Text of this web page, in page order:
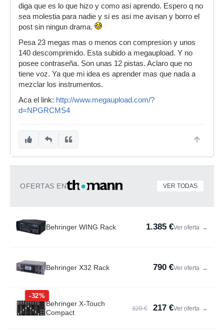
diga que es lo que hizo y como asi aprendo. Espero q no
sea molestia para nadie y si es asi me avisan y borro el
post sin ningun drama.
Pesa 23 megas mas o menos con compresion y unos
140 descomprimido. Esta subido a megaupload. Y no
posee contraseña. Son unas 12 pistas. Aclaro que no
tiene voz. Ya que mi idea es aprender mas que nada a
mezclar los instrumentos.
Aca el link: http://www.megaupload.com/?
d=NPGRCMS4
OFERTAS EN VER TODAS
Behringer WING Rack 1.385 €Ver oferta →
Behringer X32 Rack 790 €Ver oferta →
-32%
Behringer X-Touch
Compact
320 € 217 €Ver oferta →